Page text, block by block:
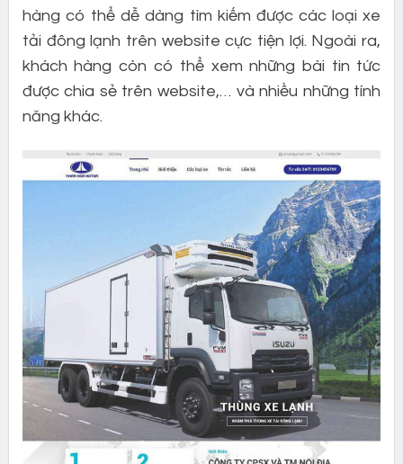
hàng có thể dễ dàng tìm kiếm được các loại xe
tải đông lạnh trên website cực tiện lợi. Ngoài ra,
khách hàng còn có thể xem những bài tin tức
được chia sẻ trên website,… và nhiều những tính
năng khác.